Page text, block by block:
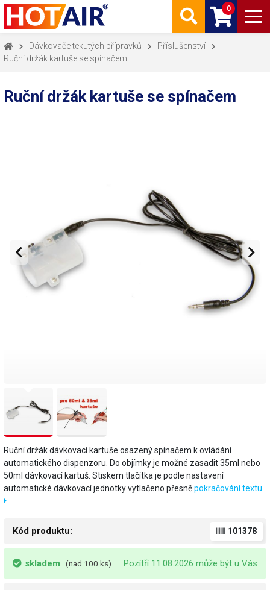
0
Dávkovače tekutých přípravků
Příslušenství
Ruční držák kartuše se spínačem
Ruční držák kartuše se spínačem
Ruční držák dávkovací kartuše osazený spínačem k ovládání
automatického dispenzoru. Do objímky je možné zasadit 35ml nebo
50ml dávkovací kartuš. Stiskem tlačítka je podle nastavení
automatické dávkovací jednotky vytlačeno přesněpokračování textu
Kód produktu: 101378
skladem (nad 100 ks) Pozítří 11.08.2026 může být u Vás